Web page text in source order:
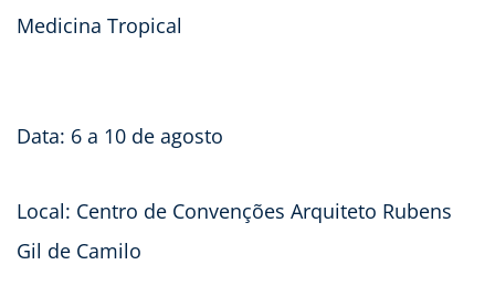
Medicina Tropical
Data: 6 a 10 de agosto
Local: Centro de Convenções Arquiteto Rubens
Gil de Camilo